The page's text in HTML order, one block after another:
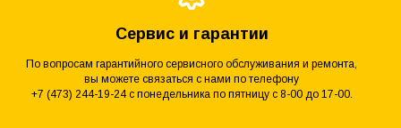
Сервис и гарантии
По вопросам гарантийного сервисного обслуживания и ремонта,
вы можете связаться с нами по телефону
+7 (473) 244-19-24 с понедельника по пятницу с 8-00 до 17-00.